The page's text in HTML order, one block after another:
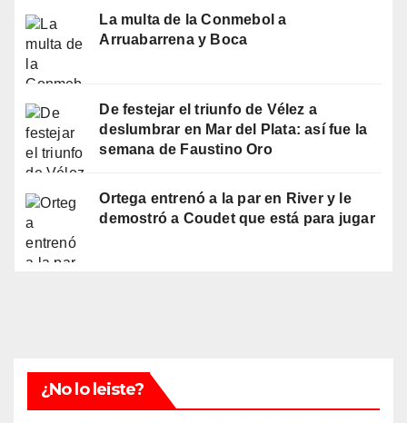
La multa de la Conmebol a
Arruabarrena y Boca
De festejar el triunfo de Vélez a
deslumbrar en Mar del Plata: así fue la
semana de Faustino Oro
Ortega entrenó a la par en River y le
demostró a Coudet que está para jugar
¿No lo leiste?